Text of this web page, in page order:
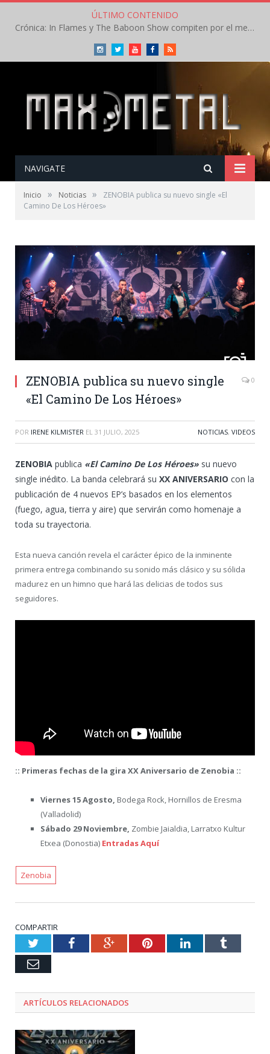
ÚLTIMO CONTENIDO
Crónica: In Flames y The Baboon Show compiten por el mejor concierto del día en el Leyendas del Rock – Viernes – Agosto 2026
InstagramTwitterYoutubeFacebookRSS
NAVIGATE
Inicio » Noticias »
ZENOBIA publica su nuevo single «El
Camino De Los Héroes»
ZENOBIA publica su nuevo single
«El Camino De Los Héroes»
0
POR IRENE KILMISTER EL 31 JULIO, 2025 NOTICIAS, VIDEOS
ZENOBIA publica «El Camino De Los Héroes» su nuevo
single inédito. La banda celebrará su XX ANIVERSARIO con la
publicación de 4 nuevos EP’s basados en los elementos
(fuego, agua, tierra y aire) que servirán como homenaje a
toda su trayectoria.
Esta nueva canción revela el carácter épico de la inminente
primera entrega combinando su sonido más clásico y su sólida
madurez en un himno que hará las delicias de todos sus
seguidores.
:: Primeras fechas de la gira XX Aniversario de Zenobia ::
Viernes 15 Agosto, Bodega Rock, Hornillos de Eresma
(Valladolid)
Sábado 29 Noviembre, Zombie Jaialdia, Larratxo Kultur
Etxea (Donostia) Entradas Aquí
Zenobia
COMPARTIR
TwitterFacebookGoogle+PinterestLinkedInTumblr
Email
ARTÍCULOS RELACIONADOS